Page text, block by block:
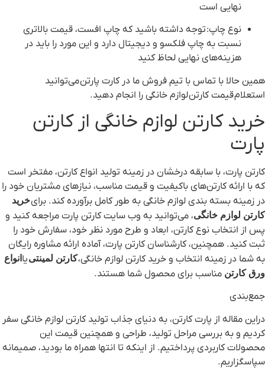
نهایی است
نوع چاپ: توجه داشته باشید که چاپ افست، قیمت بالاتری
نسبت به چاپ فلکسو و دیجیتال دارد و این مورد را باید در
هزینه‌های نهایی لحاظ کنید
همین حالا با تماس با تیم فروش ما در کارت پارتن می‌توانید
استعلامقیمت کارتنلوازم خانگی را انجام دهید.
خرید کارتن لوازم خانگی از کارتن
پارت
کارتن پارت، با سابقه درخشان در زمینه تولید انواع کارتن، مفتخر است
که با ارائه کارتن‌های باکیفیت و قیمت مناسب، نیازهای مشتریان خود را
در زمینه بسته بندی لوازم خانگی به طور کامل برآورده کند. برایخرید
کارتن لوازم خانگی، می‌توانید به وب سایت کارتن پارت مراجعه کنید و
پس از انتخاب نوع کارتن، ابعاد و طرح مورد نظر خود، سفارش خود را
ثبت کنید. همچنین، کارشناسان کارتن پارت، آماده ارائه مشاوره رایگان
به شما در زمینه انتخاب و خرید کارتن لوازم خانگی،کارتن لمینتییا انواع
ورقکارتن مناسب برای محصول شما هستند.
جمع‌بندی
دراین مقاله از پارت کارتن، به دنیای جذاب تولید کارتن لوازم خانگی سفر
کردیم و به بررسی مراحل تولید، طراحی و همچنین قیمت این
محصولات کاربردی پرداختیم. از اینکه تا انتها همراه ما بودید، صمیمانه
سپاسگزاریم.